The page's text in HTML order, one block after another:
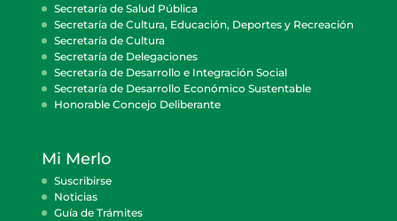
Secretaría de Salud Pública
Secretaría de Cultura, Educación, Deportes y Recreación
Secretaría de Cultura
Secretaría de Delegaciones
Secretaría de Desarrollo e Integración Social
Secretaría de Desarrollo Económico Sustentable
Honorable Concejo Deliberante
Mi Merlo
Suscribirse
Noticias
Guía de Trámites